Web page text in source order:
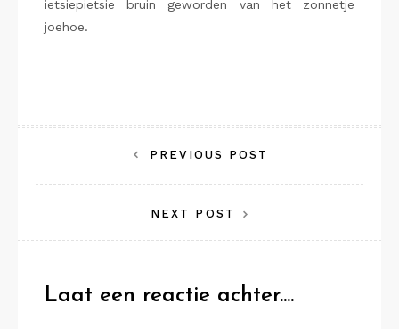
ietsiepietsie bruin geworden van het zonnetje
joehoe.
navigatie
PREVIOUS POST
NEXT POST
Laat een reactie achter....